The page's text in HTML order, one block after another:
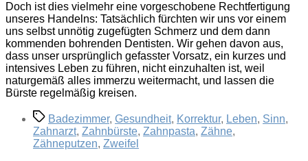
Doch ist dies vielmehr eine vorgeschobene Rechtfertigung
unseres Handelns: Tatsächlich fürchten wir uns vor einem
uns selbst unnötig zugefügten Schmerz und dem dann
kommenden bohrenden Dentisten. Wir gehen davon aus,
dass unser ursprünglich gefasster Vorsatz, ein kurzes und
intensives Leben zu führen, nicht einzuhalten ist, weil
naturgemäß alles immerzu weitermacht, und lassen die
Bürste regelmäßig kreisen.
Schlagwörter
Badezimmer, Gesundheit, Korrektur, Leben, Sinn,
Zahnarzt, Zahnbürste, Zahnpasta, Zähne,
Zähneputzen, Zweifel